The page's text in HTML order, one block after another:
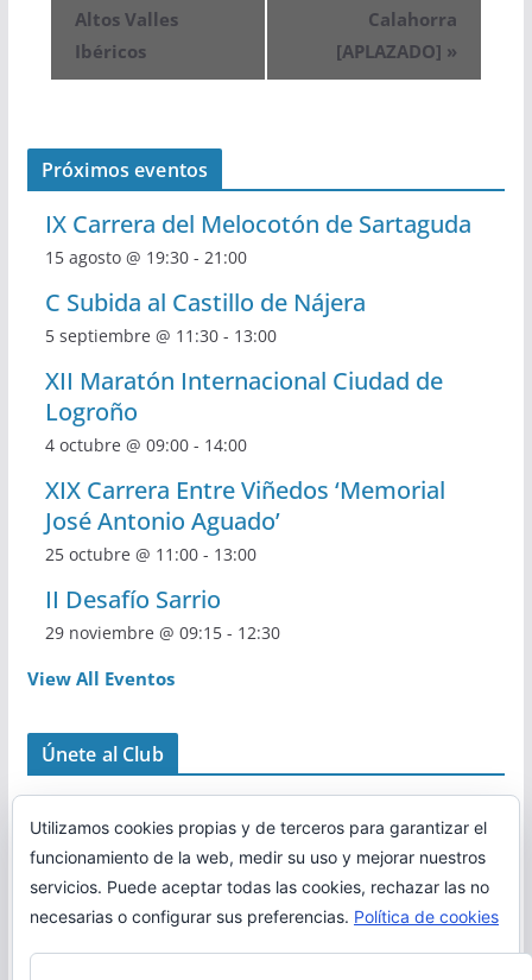
Altos Valles
Ibéricos
Calahorra
[APLAZADO] »
Próximos eventos
IX Carrera del Melocotón de Sartaguda
15 agosto @ 19:30- 21:00
C Subida al Castillo de Nájera
5 septiembre @ 11:30- 13:00
XII Maratón Internacional Ciudad de
Logroño
4 octubre @ 09:00- 14:00
XIX Carrera Entre Viñedos ‘Memorial
José Antonio Aguado’
25 octubre @ 11:00- 13:00
II Desafío Sarrio
29 noviembre @ 09:15- 12:30
View All Eventos
Únete al Club
Utilizamos cookies propias y de terceros para garantizar el
funcionamiento de la web, medir su uso y mejorar nuestros
servicios. Puede aceptar todas las cookies, rechazar las no
necesarias o configurar sus preferencias. Política de cookies